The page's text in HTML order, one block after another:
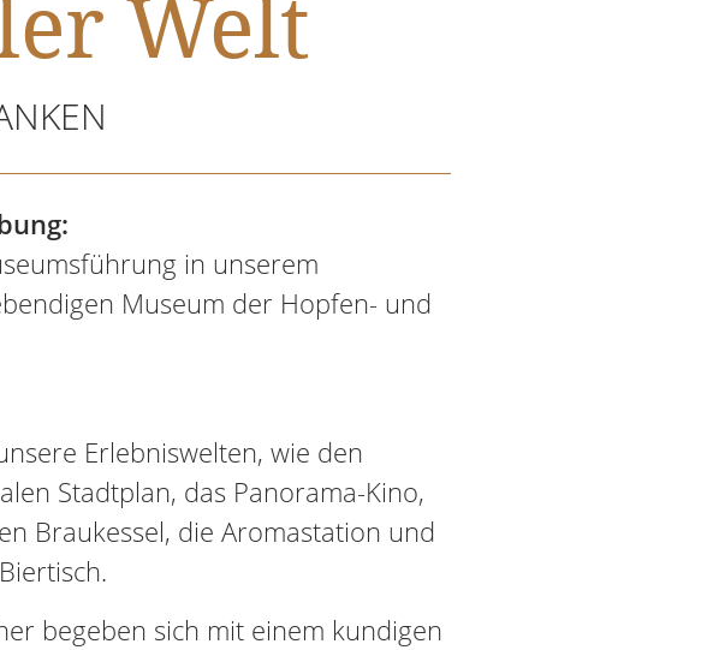
Welt
in unserem
Museum der Hopfen- und
Erlebniswelten, wie den
Stadtplan, das Panorama-Kino,
Braukessel, die Aromastation und
begeben sich mit einem kundigen